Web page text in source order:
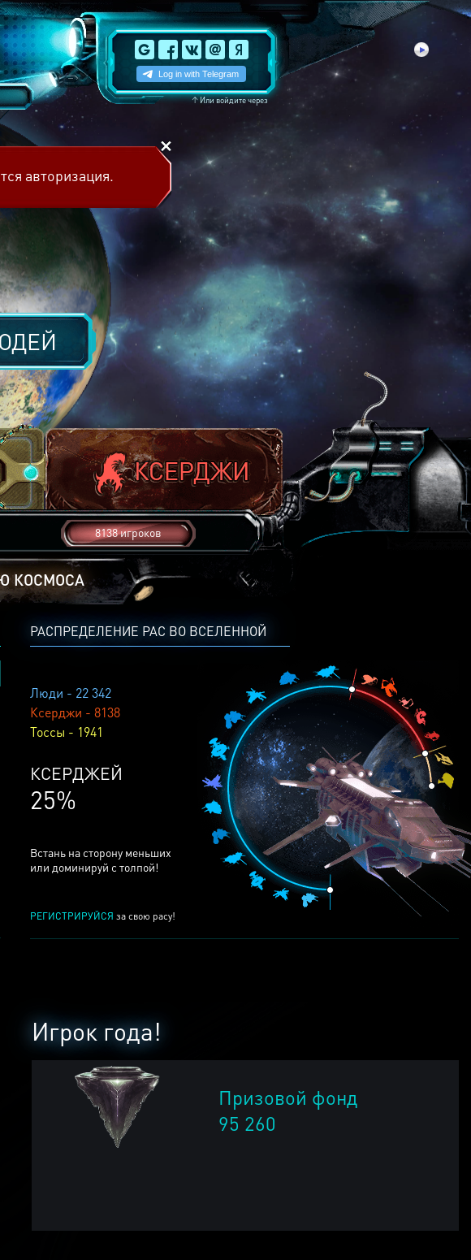
↑Или войдите через
авторизация.
8138 игроков
КОСМОСА
РАСПРЕДЕЛЕНИЕ РАС ВО ВСЕЛЕННОЙ
Люди - 22 342
Ксерджи - 8138
Тоссы - 1941
КСЕРДЖЕЙ
25%
Встань на сторону меньших
или доминируй с толпой!
РЕГИСТРИРУЙСЯ за свою расу!
Игрок года!
Призовой фонд
95 260